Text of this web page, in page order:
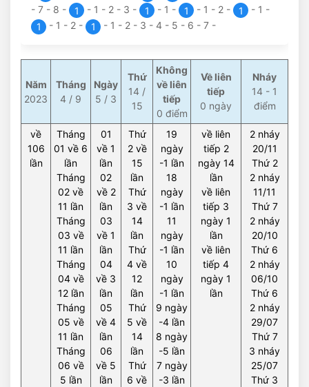
- 7 - 8 - 1 - 1 - 2 - 3 - 1 - 1 - 1 - 1 - 2 - 1 - 1 -
1
- 1 - 2 - 1 - 1 - 2 - 3 - 4 - 5 - 6 - 7 -
Năm
2023
Tháng
4 / 9
Ngày
5 / 3
Thứ
14 /
15
Không
về liên
tiếp
0 điểm
Về liên
tiếp
0 ngày
Nháy
14 - 1
điểm
về
106
lần
Tháng
01 về 6
lần
Tháng
02 về
11 lần
Tháng
03 về
11 lần
Tháng
04 về
12 lần
Tháng
05 về
11 lần
Tháng
06 về
5 lần
01
về 1
lần
02
về 2
lần
03
về 1
lần
04
về 3
lần
05
về 4
lần
06
về 5
lần
Thứ
2 về
15
lần
Thứ
3 về
14
lần
Thứ
4 về
12
lần
Thứ
5 về
14
lần
Thứ
6 về
19
ngày
-1 lần
18
ngày
-1 lần
11
ngày
-1 lần
10
ngày
-1 lần
9 ngày
-4 lần
8 ngày
-5 lần
7 ngày
-3 lần
về liên
tiếp 2
ngày 14
lần
về liên
tiếp 3
ngày 1
lần
về liên
tiếp 4
ngày 1
lần
2 nháy
20/11
Thứ 2
2 nháy
11/11
Thứ 7
2 nháy
20/10
Thứ 6
2 nháy
06/10
Thứ 6
2 nháy
29/07
Thứ 7
3 nháy
25/07
Thứ 3